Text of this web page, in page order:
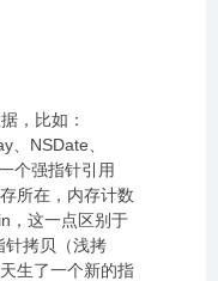
，比如：
、NSDate、
个强指针引用
所在，内存计数
，这一点区别于
针拷贝（浅拷
生了一个新的指